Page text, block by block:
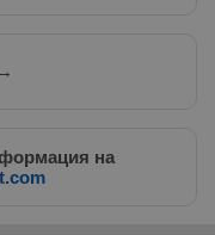
→
на